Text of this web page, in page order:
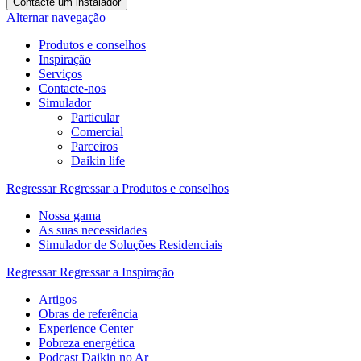
Alternar navegação
Produtos e conselhos
Inspiração
Serviços
Contacte-nos
Simulador
Particular
Comercial
Parceiros
Daikin life
Regressar Regressar a Produtos e conselhos
Nossa gama
As suas necessidades
Simulador de Soluções Residenciais
Regressar Regressar a Inspiração
Artigos
Obras de referência
Experience Center
Pobreza energética
Podcast Daikin no Ar